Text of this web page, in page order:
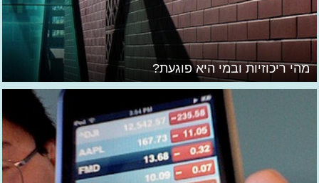
מהי ריכוזיות ובמי היא פוגעת?